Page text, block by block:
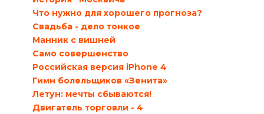
Что нужно для хорошего прогноза?
Свадьба - дело тонкое
Манник с вишней
Само совершенство
Российская версия iPhone 4
Гимн болельщиков «Зенита»
Летун: мечты сбываются!
Двигатель торговли - 4